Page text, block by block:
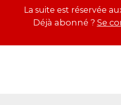
La suite est réservée
Déjà abonné ? Se